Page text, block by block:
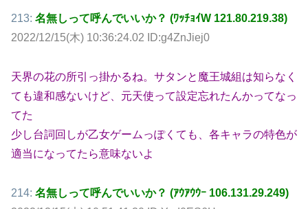
213: 名無しって呼んでいいか？ (ﾜｯﾁｮｲW 121.80.219.38)
2022/12/15(木) 10:36:24.02 ID:g4ZnJiej0
天界の花の所引っ掛かるね。サタンと魔王城組は知らなく
ても違和感ないけど、元天使って設定忘れたんかってなっ
てた
少し台詞回しが乙女ゲームっぽくても、各キャラの特色が
適当になってたら意味ないよ
214: 名無しって呼んでいいか？ (ｱｳｱｳｳｰ 106.131.29.249)